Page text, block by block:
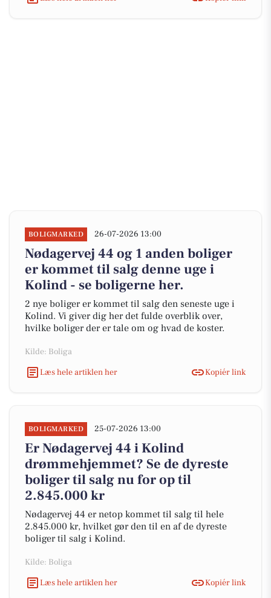
BOLIGMARKED 26-07-2026 13:00
Nødagervej 44 og 1 anden boliger
er kommet til salg denne uge i
Kolind - se boligerne her.
2 nye boliger er kommet til salg den seneste uge i
Kolind. Vi giver dig her det fulde overblik over,
hvilke boliger der er tale om og hvad de koster.
Kilde: Boliga
Læs hele artiklen her
Kopiér link
BOLIGMARKED 25-07-2026 13:00
Er Nødagervej 44 i Kolind
drømmehjemmet? Se de dyreste
boliger til salg nu for op til
2.845.000 kr
Nødagervej 44 er netop kommet til salg til hele
2.845.000 kr, hvilket gør den til en af de dyreste
boliger til salg i Kolind.
Kilde: Boliga
Læs hele artiklen her
Kopiér link